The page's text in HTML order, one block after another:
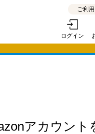
ご利
ログイン
アカウント